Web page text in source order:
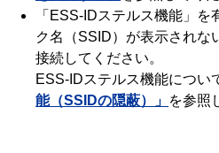
「ESS-IDステルス機能」
ク名（SSID）が表示されな
接続してください。
ESS-IDステルス機能につい
能（SSIDの隠蔽）」 を参照